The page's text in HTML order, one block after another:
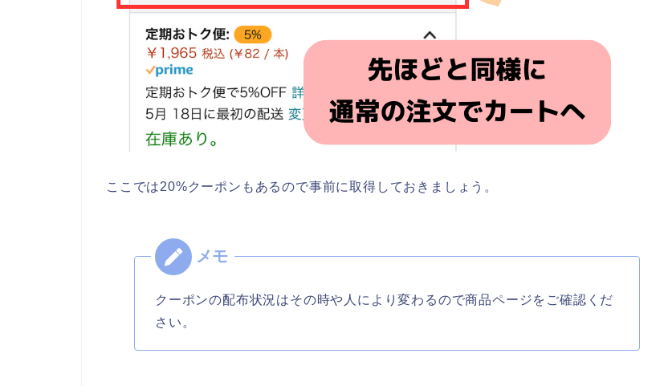
ここでは20%クーポンもあるので事前に取得しておきましょう。
クーポンの配布状況はその時や人により変わるので商品ページをご確認くだ
さい。